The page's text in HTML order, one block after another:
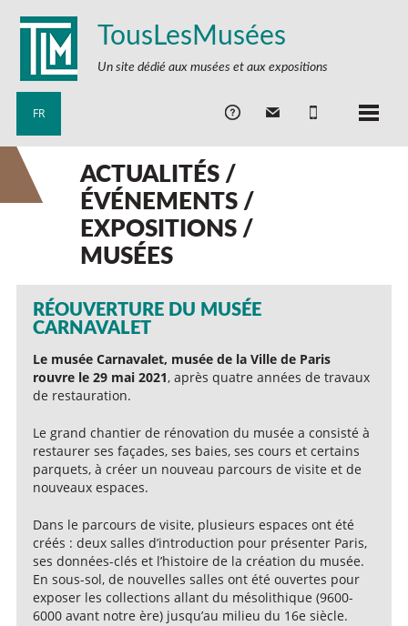
TousLesMusées
Un site dédié aux musées et aux expositions
FR
ACTUALITÉS /
ÉVÉNEMENTS /
EXPOSITIONS /
MUSÉES
RÉOUVERTURE DU MUSÉE
CARNAVALET
Le musée Carnavalet, musée de la Ville de Paris
rouvre le 29 mai 2021, après quatre années de travaux
de restauration.
Le grand chantier de rénovation du musée a consisté à
restaurer ses façades, ses baies, ses cours et certains
parquets, à créer un nouveau parcours de visite et de
nouveaux espaces.
Dans le parcours de visite, plusieurs espaces ont été
créés : deux salles d’introduction pour présenter Paris,
ses données-clés et l’histoire de la création du musée.
En sous-sol, de nouvelles salles ont été ouvertes pour
exposer les collections allant du mésolithique (9600-
6000 avant notre ère) jusqu’au milieu du 16e siècle.